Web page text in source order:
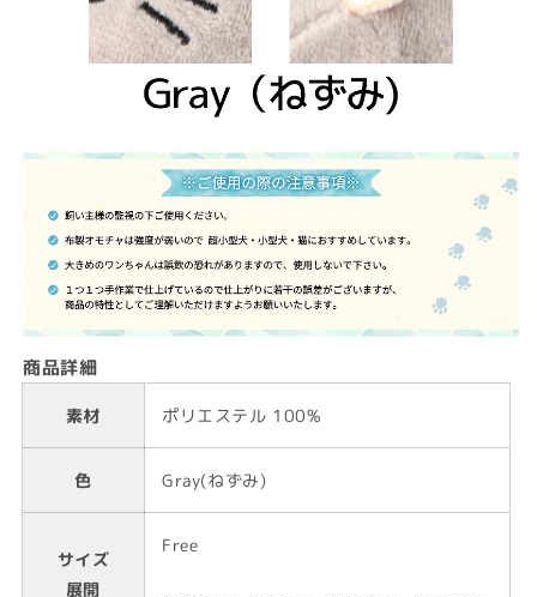
商品詳細
素材 ポリエステル 100%
色 Gray(ねずみ)
サイズ
展開
Free